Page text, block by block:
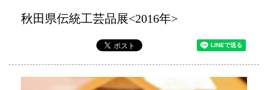
秋田県伝統工芸品展<2016年>